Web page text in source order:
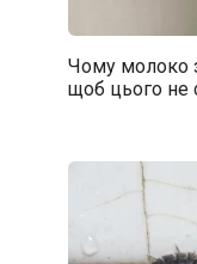
Чому молоко
щоб цього не